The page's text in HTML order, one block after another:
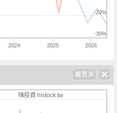
2024 2025 2026
-30%
-20%
嗨投資 histock.tw